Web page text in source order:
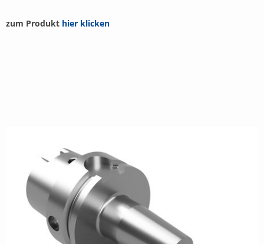
zum Produkt hier klicken